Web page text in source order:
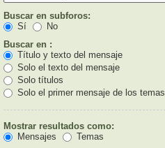
Buscar en subforos:
Sí
No
Buscar en :
Título y texto del mensaje
Solo el texto del mensaje
Solo títulos
Solo el primer mensaje de los temas
Mostrar resultados como:
Mensajes
Temas